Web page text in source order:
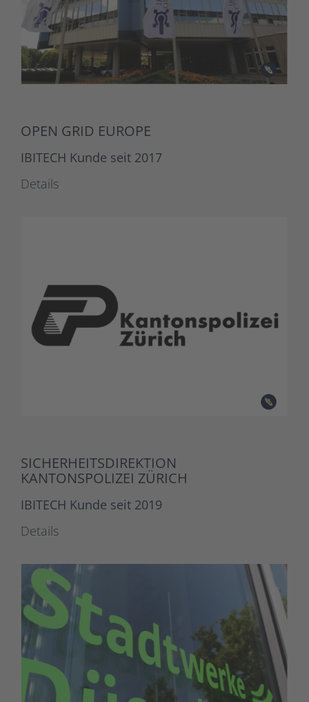
OPEN GRID EUROPE
IBITECH Kunde seit 2017
Details
SICHERHEITSDIREKTION
KANTONSPOLIZEI ZÜRICH
IBITECH Kunde seit 2019
Details